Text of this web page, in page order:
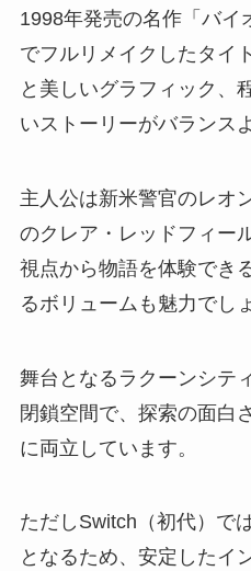
1998年発売の名作「バイ
でフルリメイクしたタイ
と美しいグラフィック、
いストーリーがバランス
主人公は新米警官のレオ
のクレア・レッドフィー
視点から物語を体験でき
るボリュームも魅力でし
舞台となるラクーンシテ
閉鎖空間で、探索の面白
に両立しています。
ただしSwitch（初代）で
となるため、安定したイ